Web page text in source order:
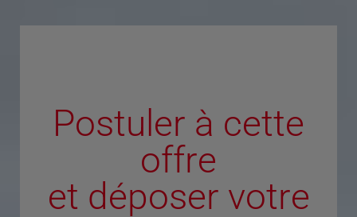
Postuler à cette
offre
et déposer votre